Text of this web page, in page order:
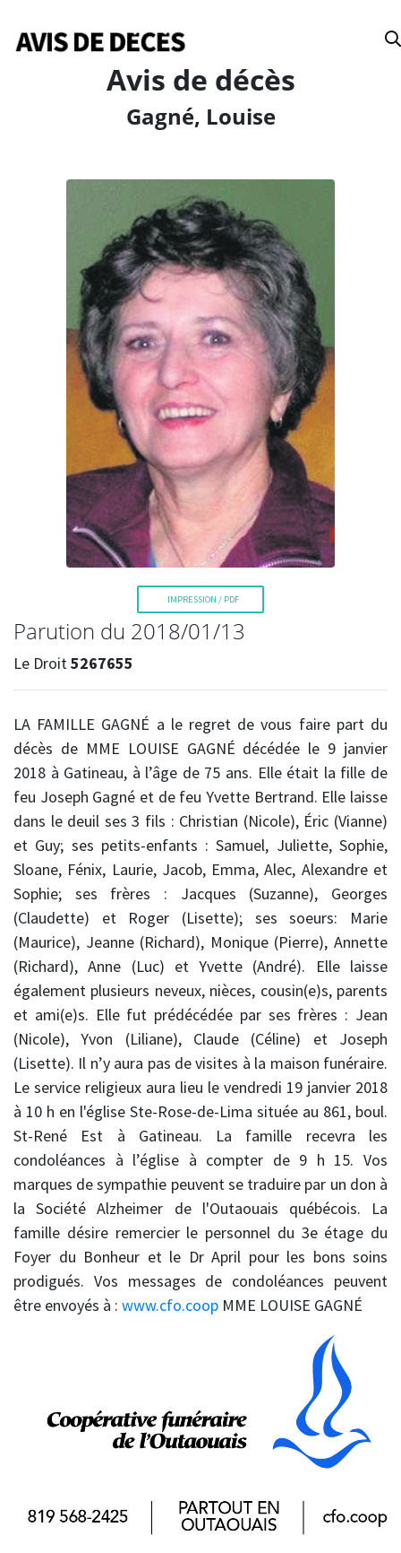
Avis de décès
Anniversaires
Remerciements
Le Soleil
Le Droit
La Tribune
Le Nouvelliste
Le Quotidien
La Voix de l'Est
RECHERCHER
Avis de décès
Gagné, Louise
IMPRESSION / PDF
Parution du 2018/01/13
Le Droit5267655
LA FAMILLE GAGNÉ a le regret de vous faire part du
décès de MME LOUISE GAGNÉ décédée le 9 janvier
2018 à Gatineau, à l’âge de 75 ans. Elle était la fille de
feu Joseph Gagné et de feu Yvette Bertrand. Elle laisse
dans le deuil ses 3 fils : Christian (Nicole), Éric (Vianne)
et Guy; ses petits-enfants : Samuel, Juliette, Sophie,
Sloane, Fénix, Laurie, Jacob, Emma, Alec, Alexandre et
Sophie; ses frères : Jacques (Suzanne), Georges
(Claudette) et Roger (Lisette); ses soeurs: Marie
(Maurice), Jeanne (Richard), Monique (Pierre), Annette
(Richard), Anne (Luc) et Yvette (André). Elle laisse
également plusieurs neveux, nièces, cousin(e)s, parents
et ami(e)s. Elle fut prédécédée par ses frères : Jean
(Nicole), Yvon (Liliane), Claude (Céline) et Joseph
(Lisette). Il n’y aura pas de visites à la maison funéraire.
Le service religieux aura lieu le vendredi 19 janvier 2018
à 10 h en l'église Ste-Rose-de-Lima située au 861, boul.
St-René Est à Gatineau. La famille recevra les
condoléances à l’église à compter de 9 h 15. Vos
marques de sympathie peuvent se traduire par un don à
la Société Alzheimer de l'Outaouais québécois. La
famille désire remercier le personnel du 3e étage du
Foyer du Bonheur et le Dr April pour les bons soins
prodigués. Vos messages de condoléances peuvent
être envoyés à : www.cfo.coop MME LOUISE GAGNÉ